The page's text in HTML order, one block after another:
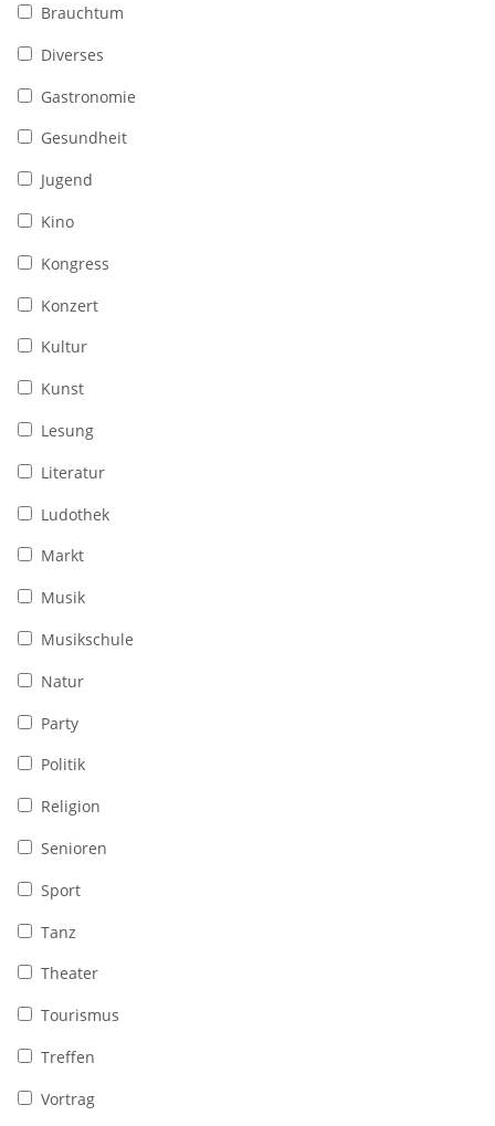
Brauchtum
Diverses
Gastronomie
Gesundheit
Jugend
Kino
Kongress
Konzert
Kultur
Kunst
Lesung
Literatur
Ludothek
Markt
Musik
Musikschule
Natur
Party
Politik
Religion
Senioren
Sport
Tanz
Theater
Tourismus
Treffen
Vortrag